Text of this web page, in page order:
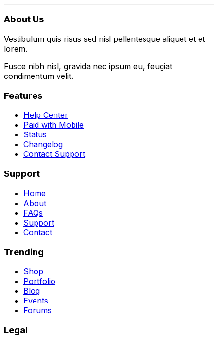
About Us
Vestibulum quis risus sed nisl pellentesque aliquet et et
lorem.
Fusce nibh nisl, gravida nec ipsum eu, feugiat
condimentum velit.
Features
Help Center
Paid with Mobile
Status
Changelog
Contact Support
Support
Home
About
FAQs
Support
Contact
Trending
Shop
Portfolio
Blog
Events
Forums
Legal